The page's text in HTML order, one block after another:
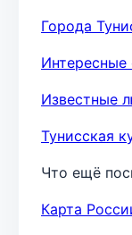
Города
Известные
Тунисская
Что ещё
Карта